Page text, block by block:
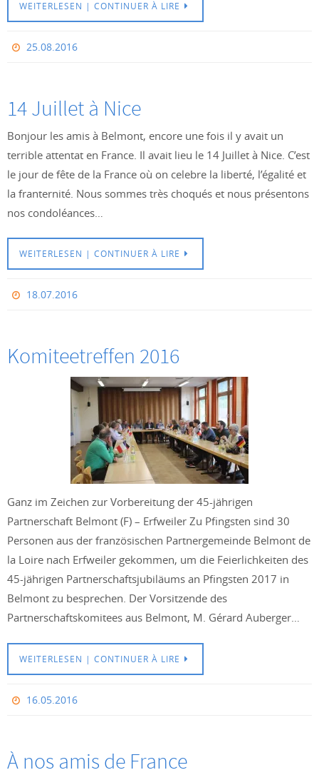
WEITERLESEN | CONTINUER À LIRE
25.08.2016
14 Juillet à Nice
Bonjour les amis à Belmont, encore une fois il y avait un
terrible attentat en France. Il avait lieu le 14 Juillet à Nice. C’est
le jour de fête de la France où on celebre la liberté, l’égalité et
la franternité. Nous sommes très choqués et nous présentons
nos condoléances…
WEITERLESEN | CONTINUER À LIRE
18.07.2016
Komiteetreffen 2016
Ganz im Zeichen zur Vorbereitung der 45-jährigen
Partnerschaft Belmont (F) – Erfweiler Zu Pfingsten sind 30
Personen aus der französischen Partnergemeinde Belmont de
la Loire nach Erfweiler gekommen, um die Feierlichkeiten des
45-jährigen Partnerschaftsjubiläums an Pfingsten 2017 in
Belmont zu besprechen. Der Vorsitzende des
Partnerschaftskomitees aus Belmont, M. Gérard Auberger…
WEITERLESEN | CONTINUER À LIRE
16.05.2016
À nos amis de France